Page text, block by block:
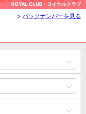
Stellar - ステラ
> バックナンバーを見る